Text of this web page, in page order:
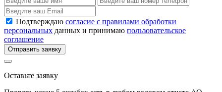
Подтверждаю согласие с правилами обработки
персональных данных и принимаю пользовательское
соглашение
Отправить заявку
Оставьте заявку